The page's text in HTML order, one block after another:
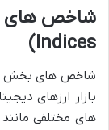
Indices)
شاخص های بخش
بازار ارزهای